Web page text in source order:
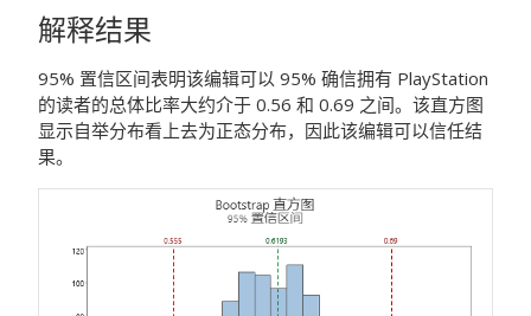
解释结果
95% 置信区间表明该编辑可以 95% 确信拥有 PlayStation
的读者的总体比率大约介于 0.56 和 0.69 之间。该直方图
显示自举分布看上去为正态分布，因此该编辑可以信任结
果。